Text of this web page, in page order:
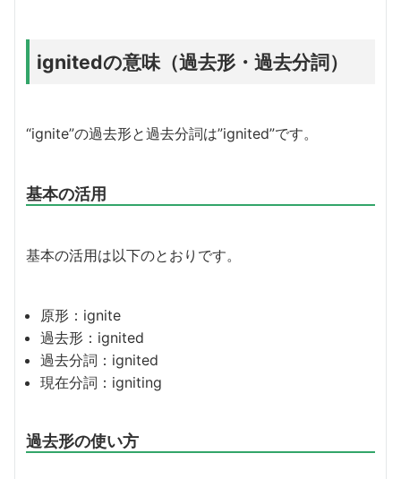
ignitedの意味（過去形・過去分詞）
“ignite”の過去形と過去分詞は”ignited”です。
基本の活用
基本の活用は以下のとおりです。
原形：ignite
過去形：ignited
過去分詞：ignited
現在分詞：igniting
過去形の使い方